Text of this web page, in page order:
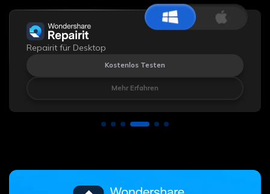
Repairit online
Kostenlos Testen
Mehr Erfahren